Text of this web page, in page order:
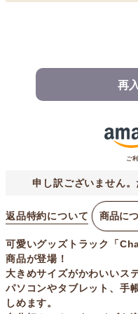
再
ご
申し訳ございません。
返品特約について 商品に
可愛いグッズトラック「
商品が登場！
大きめサイズがかわいいス
パソコンやタブレット、手
しめます。